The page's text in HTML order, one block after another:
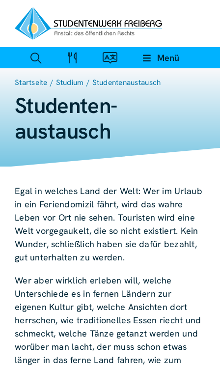
Inhalt
springen
Menü
Startseite Studium Studentenaustausch
Studenten­
austausch
Egal in welches Land der Welt: Wer im Urlaub
in ein Feriendomizil fährt, wird das wahre
Leben vor Ort nie sehen. Touristen wird eine
Welt vorgegaukelt, die so nicht existiert. Kein
Wunder, schließlich haben sie dafür bezahlt,
gut unterhalten zu werden.
Wer aber wirklich erleben will, welche
Unterschiede es in fernen Ländern zur
eigenen Kultur gibt, welche Ansichten dort
herrschen, wie traditionelles Essen riecht und
schmeckt, welche Tänze getanzt werden und
worüber man lacht, der muss schon etwas
länger in das ferne Land fahren, wie zum